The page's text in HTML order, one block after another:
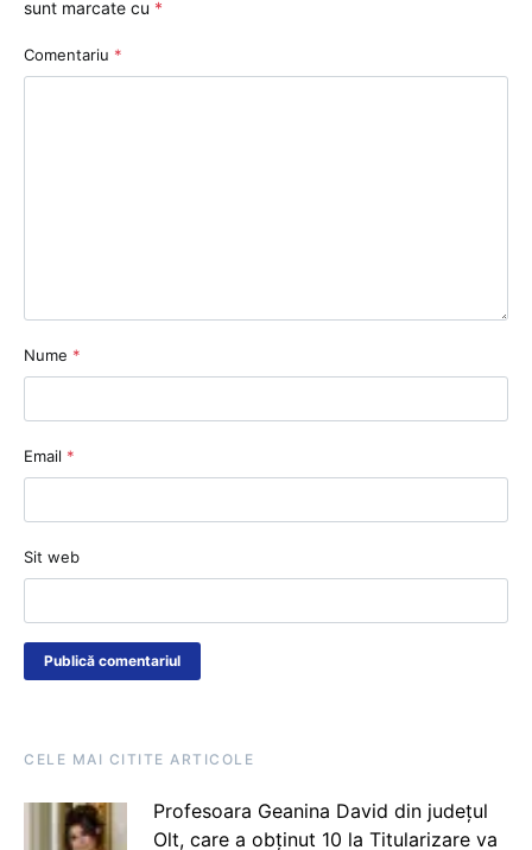
sunt marcate cu *
Comentariu *
Nume *
Email *
Sit web
CELE MAI CITITE ARTICOLE
Profesoara Geanina David din județul
Olt, care a obținut 10 la Titularizare va